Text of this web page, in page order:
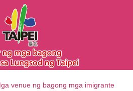
bloke ng nilalaman
venue ng bagong mga imigrante